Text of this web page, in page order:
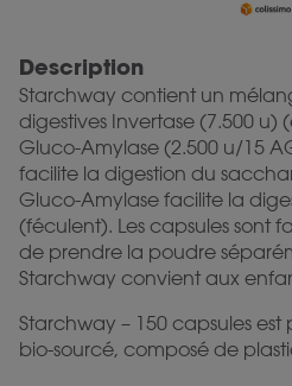
Description
Starchway contient un
digestives Invertase (7.500 u)
Gluco-Amylase (2.500 u/15
facilite la digestion du
Gluco-Amylase facilite la
(féculent). Les capsules sont
de prendre la poudre
Starchway convient aux
Starchway – 150 capsules
bio-sourcé, composé de